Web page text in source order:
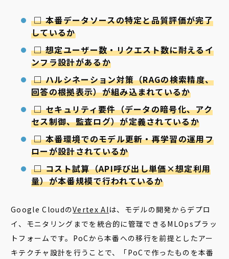
□本番データソースの特定と品質評価が完了
しているか
□想定ユーザー数・リクエスト数に耐えるイ
ンフラ設計があるか
□ハルシネーション対策（RAGの検索精度、
回答の根拠表示）が組み込まれているか
□セキュリティ要件（データの暗号化、アク
セス制御、監査ログ）が定義されているか
□本番環境でのモデル更新・再学習の運用フ
ローが設計されているか
□コスト試算（API呼び出し単価×想定利用
量）が本番規模で行われているか
Google CloudのVertex AI は、モデルの開発からデプロ
イ、モニタリングまでを統合的に管理できるMLOpsプラッ
トフォームです。PoCから本番への移行を前提としたアー
キテクチャ設計を行うことで、「PoCで作ったものを本番